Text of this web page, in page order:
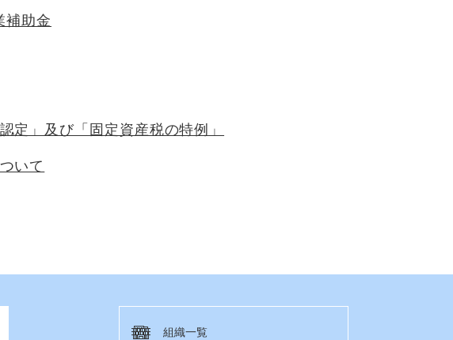
補助金
定」及び「固定資産税の特例」
いて
組織一覧